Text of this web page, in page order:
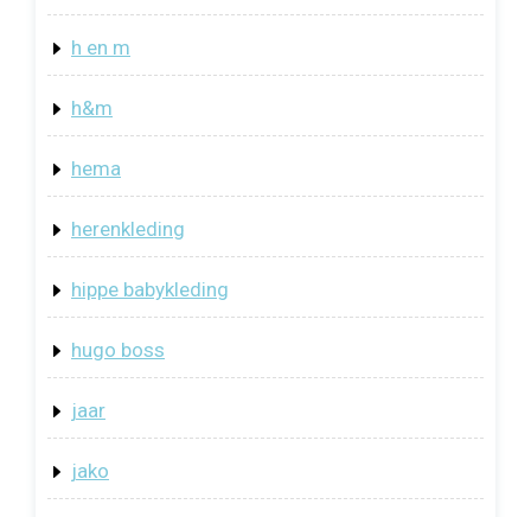
h en m
h&m
hema
herenkleding
hippe babykleding
hugo boss
jaar
jako